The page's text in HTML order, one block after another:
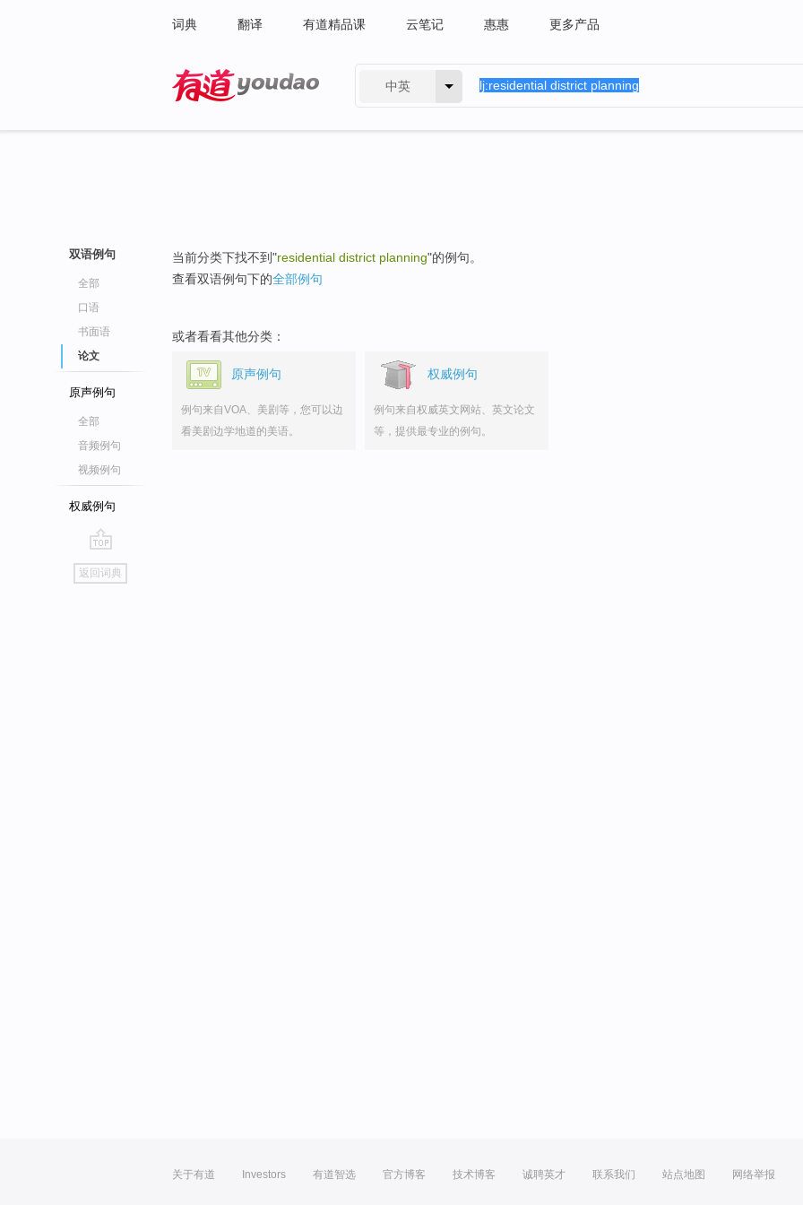
词典 翻译 有道精品课 云笔记 惠惠 更多产品
中英
双语例句
全部
口语
书面语
论文
原声例句
全部
音频例句
视频例句
权威例句
go
top
返回词典
当前分类下找不到"residential district planning"的例句。
查看双语例句下的全部例句
或者看看其他分类：
原声例句
例句来自VOA、美剧等，您可以边
看美剧边学地道的美语。
权威例句
例句来自权威英文网站、英文论文
等，提供最专业的例句。
关于有道 Investors 有道智选 官方博客 技术博客 诚聘英才 联系我们 站点地图 网络举报